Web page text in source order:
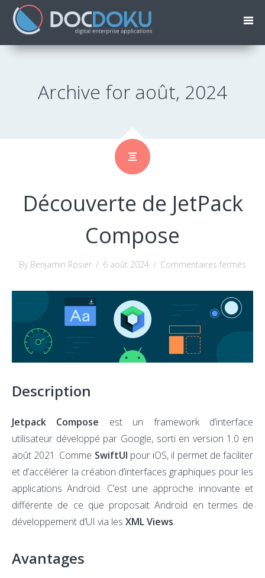
Archive for août, 2024
Découverte de JetPack
Compose
By Benjamin Rosier / 6 août 2024 / Commentaires fermés
Description
Jetpack Compose est un framework d’interface
utilisateur développé par Google, sorti en version 1.0 en
août 2021. Comme SwiftUI pour iOS, il permet de faciliter
et d’accélérer la création d’interfaces graphiques pour les
applications Android. C’est une approche innovante et
différente de ce que proposait Android en termes de
développement d’UI via les XML Views.
Avantages